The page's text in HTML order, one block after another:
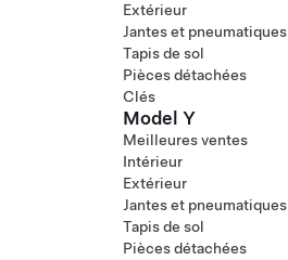
Extérieur
Jantes et pneumatiques
Tapis de sol
Pièces détachées
Clés
Model Y
Meilleures ventes
Intérieur
Extérieur
Jantes et pneumatiques
Tapis de sol
Pièces détachées